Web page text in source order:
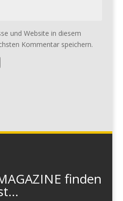
und Website in diesem
Kommentar speichern.
finden